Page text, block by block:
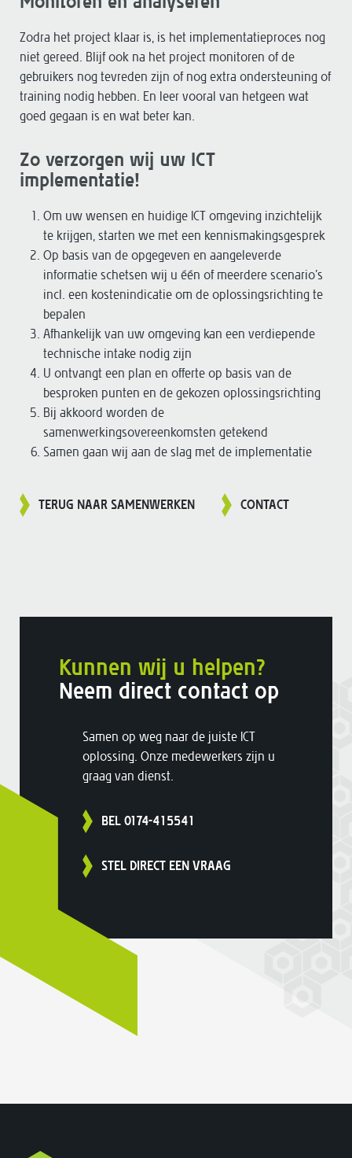
Zodra het project klaar is, is het implementatieproces nog
niet gereed. Blijf ook na het project monitoren of de
gebruikers nog tevreden zijn of nog extra ondersteuning of
training nodig hebben. En leer vooral van hetgeen wat
goed gegaan is en wat beter kan.
Zo verzorgen wij uw ICT
implementatie!
Om uw wensen en huidige ICT omgeving inzichtelijk
te krijgen, starten we met een kennismakingsgesprek
Op basis van de opgegeven en aangeleverde
informatie schetsen wij u één of meerdere scenario’s
incl. een kostenindicatie om de oplossingsrichting te
bepalen
Afhankelijk van uw omgeving kan een verdiepende
technische intake nodig zijn
U ontvangt een plan en offerte op basis van de
besproken punten en de gekozen oplossingsrichting
Bij akkoord worden de
samenwerkingsovereenkomsten getekend
Samen gaan wij aan de slag met de implementatie
TERUG NAAR SAMENWERKEN CONTACT
Kunnen wij u helpen?
Neem direct contact op
Samen op weg naar de juiste ICT
oplossing. Onze medewerkers zijn u
graag van dienst.
BEL 0174-415541
STEL DIRECT EEN VRAAG